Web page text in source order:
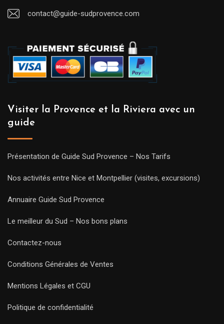
contact@guide-sudprovence.com
Visiter la Provence et la Riviera avec un
guide
Présentation de Guide Sud Provence – Nos Tarifs
Nos activités entre Nice et Montpellier (visites, excursions)
Annuaire Guide Sud Provence
Le meilleur du Sud – Nos bons plans
Contactez-nous
Conditions Générales de Ventes
Mentions Légales et CGU
Politique de confidentialité